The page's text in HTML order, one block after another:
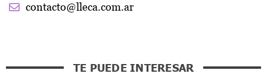
contacto@lleca.com.ar
TE PUEDE INTERESAR